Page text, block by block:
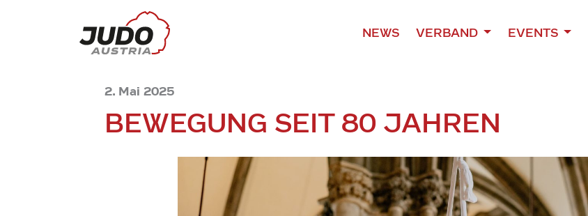
NEWS VERBAND EVENTS
2. Mai 2025
BEWEGUNG SEIT 80 JAHREN